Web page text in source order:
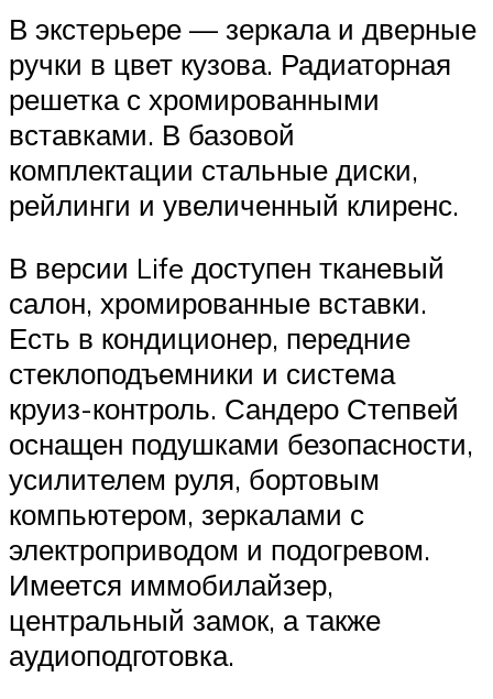
В экстерьере — зеркала и дверные
ручки в цвет кузова. Радиаторная
решетка с хромированными
вставками. В базовой
комплектации стальные диски,
рейлинги и увеличенный клиренс.
В версии Life доступен тканевый
салон, хромированные вставки.
Есть в кондиционер, передние
стеклоподъемники и система
круиз-контроль. Сандеро Степвей
оснащен подушками безопасности,
усилителем руля, бортовым
компьютером, зеркалами с
электроприводом и подогревом.
Имеется иммобилайзер,
центральный замок, а также
аудиоподготовка.